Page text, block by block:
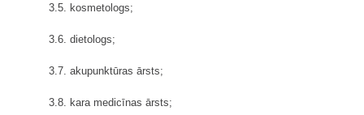
3.5. kosmetologs;
3.6. dietologs;
3.7. akupunktūras ārsts;
3.8. kara medicīnas ārsts;